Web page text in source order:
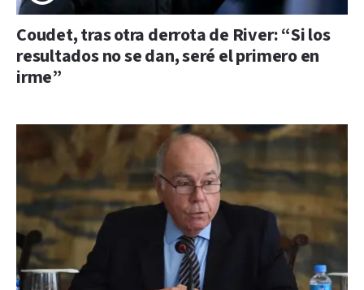
Coudet, tras otra derrota de River: “Si los
resultados no se dan, seré el primero en
irme”